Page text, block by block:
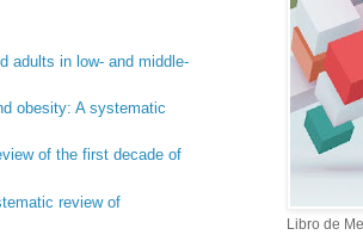
adults in low- and middle-
obesity: A systematic
of the first decade of
review of
Libro de